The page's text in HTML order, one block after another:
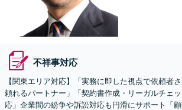
不祥事対応
【関東エリア対応】「実務に即した視点で依頼者さ
頼れるパートナー」「契約書作成・リーガルチェ
応」企業間の紛争や訴訟対応も円滑にサポート「